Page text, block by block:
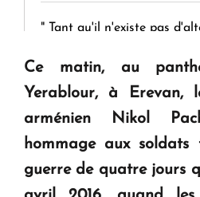
" Tant qu'il n'existe pas
KASA : 30 ans d'audace,
en Arménie
Le premier hôtel Hyatt
ouvrira ses portes à Dilijan
Ce matin, au
Yerablour, à Erevan,
arménien Nikol
hommage aux
guerre de quatre jours